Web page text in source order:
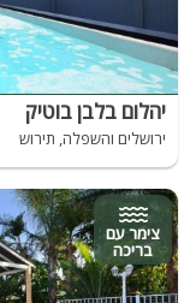
יהלום בלבן בוטיק
ירושלים והשפלה, תירוש
צימר עם
בריכה